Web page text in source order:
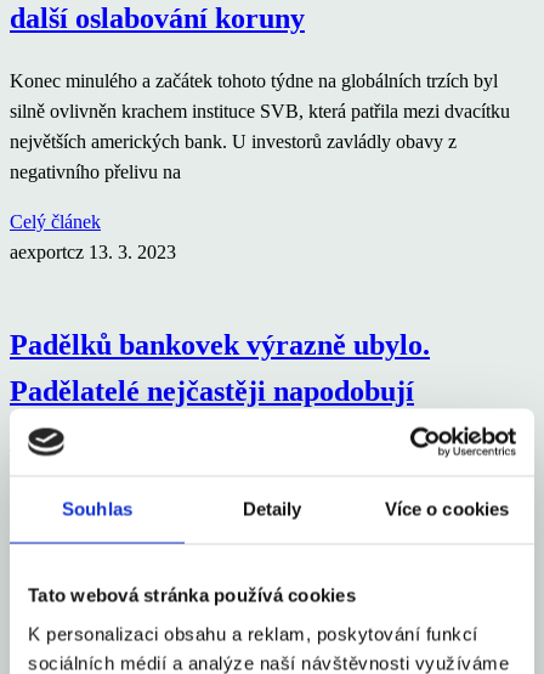
Souhlas Detaily Více o cookies
Tato webová stránka používá cookies
K personalizaci obsahu a reklam, poskytování funkcí
sociálních médií a analýze naší návštěvnosti využíváme
další oslabování koruny
Konec minulého a začátek tohoto týdne na globálních trzích byl
silně ovlivněn krachem instituce SVB, která patřila mezi dvacítku
největších amerických bank. U investorů zavládly obavy z
negativního přelivu na
Celý článek
aexportcz 13. 3. 2023
Padělků bankovek výrazně ubylo.
Padělatelé nejčastěji napodobují
tisícikorunu
Na území České republiky se v roce 2022 podařilo zadržet celkem 1
aexportcz13. 3. 2023